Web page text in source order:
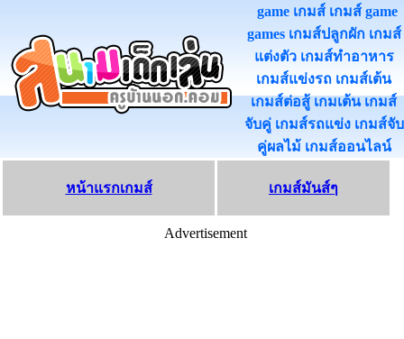
game เกมส์ เกมส์ game
games เกมส์ปลูกผัก เกมส์
แต่งตัว เกมส์ทําอาหาร
เกมส์แข่งรถ เกมส์เต้น
เกมส์ต่อสู้ เกมเต้น เกมส์
จับคู่ เกมส์รถแข่ง เกมส์จับ
คู่ผลไม้ เกมส์ออนไลน
หน้าแรกเกมส์ เกมส์มันส์ๆ
Advertisement